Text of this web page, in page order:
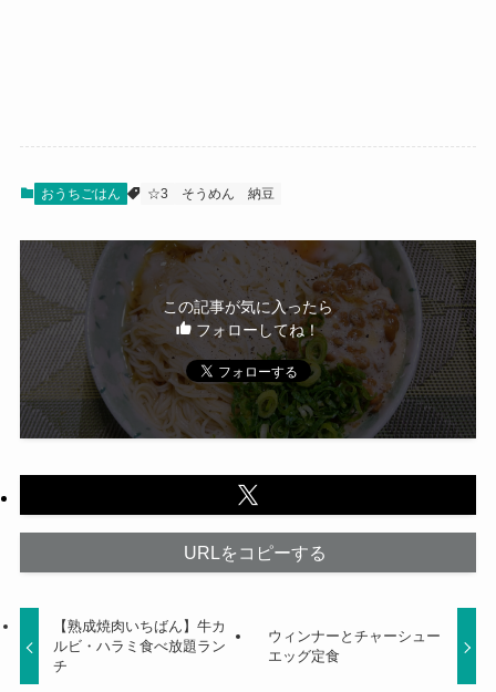
おうちごはん ☆3 そうめん 納豆
この記事が気に入ったら
フォローしてね！
URLをコピーする
【熟成焼肉いちばん】牛カ
ルビ・ハラミ食べ放題ラン
チ
ウィンナーとチャーシュー
エッグ定食